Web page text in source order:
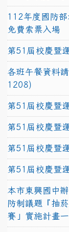
112年度國防
免費索票入場
第51屆校慶暨
各班午餐資料
1208)
第51屆校慶暨
第51屆校慶暨
第51屆校慶暨
第51屆校慶暨
本市東興國中
防制議題『抽
賽」實施計畫